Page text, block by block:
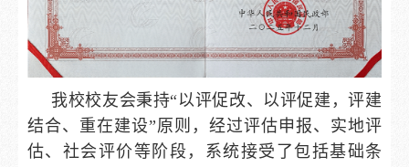
我校校友会秉持“以评促改、以评促建，评建
结合、重在建设”原则，经过评估申报、实地评
估、社会评价等阶段，系统接受了包括基础条